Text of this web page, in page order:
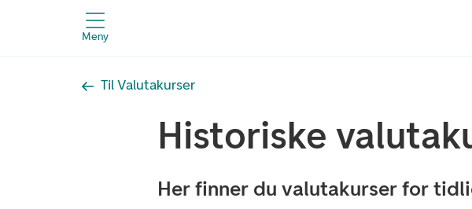
Meny
Til Valutakurser
Historiske
Her finner du valutakurser for